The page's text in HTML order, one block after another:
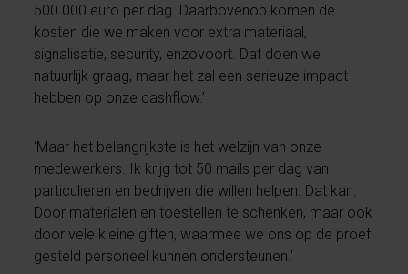
500.000 euro per dag. Daarbovenop komen de
kosten die we maken voor extra materiaal,
signalisatie, security, enzovoort. Dat doen we
natuurlijk graag, maar het zal een serieuze impact
hebben op onze cashflow.’
‘Maar het belangrijkste is het welzijn van onze
medewerkers. Ik krijg tot 50 mails per dag van
particulieren en bedrijven die willen helpen. Dat kan.
Door materialen en toestellen te schenken, maar ook
door vele kleine giften, waarmee we ons op de proef
gesteld personeel kunnen ondersteunen.’